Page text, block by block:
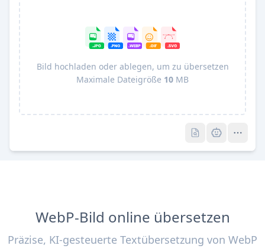
Bild hochladen oder ablegen, um zu übersetzen
Maximale Dateigröße 10 MB
WebP-Bild online übersetzen
Präzise, KI-gesteuerte Textübersetzung von WebP